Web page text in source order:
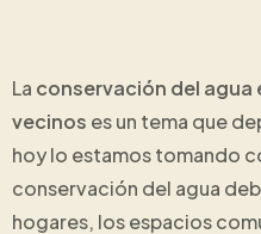
La conservación del agua
vecinos es un tema que
hoy lo estamos tomando
conservación del agua
hogares, los espacios